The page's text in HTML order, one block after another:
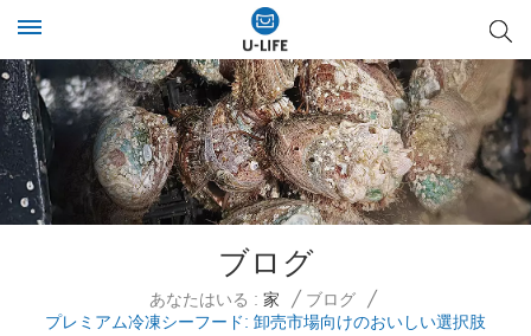
ブログ
あなたはいる : 家 / ブログ /
プレミアム冷凍シーフード: 卸売市場向けのおいしい選択肢